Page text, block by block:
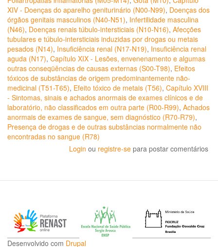
XIV - Doenças do aparelho geniturinário (N00-N99), Doenças dos
órgãos genitais masculinos (N40-N51), Infertilidade masculina
(N46), Doenças renais túbulo-intersticiais (N10-N16), Afecções
tubulares e túbulo-intersticiais induzidas por drogas ou metais
pesados (N14), Insuficiência renal (N17-N19), Insuficiência renal
aguda (N17), Capítulo XIX - Lesões, envenenamento e algumas
outras conseqüências de causas externas (S00-T98), Efeitos
tóxicos de substâncias de origem predominantemente não-
medicinal (T51-T65), Efeito tóxico de metais (T56), Capítulo XVIII
- Sintomas, sinais e achados anormais de exames clínicos e de
laboratório, não classificados em outra parte (R00-R99), Achados
anormais de exames de sangue, sem diagnóstico (R70-R79),
Presença de drogas e de outras substâncias normalmente não
encontradas no sangue (R78)
Login ou registre-se para postar comentários
Desenvolvido com Drupal